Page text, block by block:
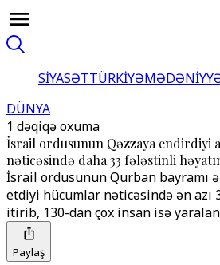
SİYASƏTTÜRKİYƏ
DÜNYA
1 dəqiqə oxuma
İsrail ordusunun Qəzzaya endirdiyi
nəticəsində daha 33 fələstinli
İsrail ordusunun Qurban bayramı
etdiyi hücumlar nəticəsində ən azı
itirib, 130-dan çox insan isə
Paylaş